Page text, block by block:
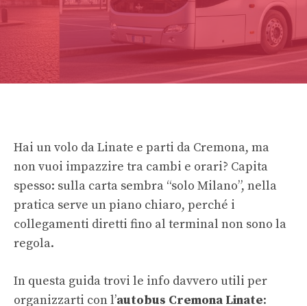
Hai un volo da Linate e parti da Cremona, ma
non vuoi impazzire tra cambi e orari? Capita
spesso: sulla carta sembra “solo Milano”, nella
pratica serve un piano chiaro, perché i
collegamenti diretti fino al terminal non sono la
regola.
In questa guida trovi le info davvero utili per
organizzarti con l’autobus Cremona Linate: